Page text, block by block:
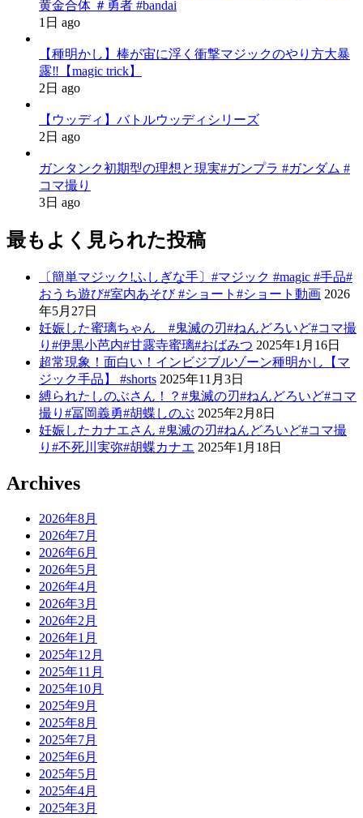
黄金合体 ＃勇者 #bandai
1日 ago
【種明かし】棒が宙に浮く衝撃マジックのやり方大暴
露‼️【magic trick】
2日 ago
【ウッディ】バトルウッディシリーズ
2日 ago
ガンタンク初期型の理想と現実#ガンプラ #ガンダム #
コマ撮り
3日 ago
最もよく見られた投稿
〔簡単マジック!ふしぎな手〕#マジック #magic #手品#
おうち遊び#室内あそび #ショート#ショート動画 2026
年5月27日
妊娠した蜜璃ちゃん #鬼滅の刃#ねんどろいど#コマ撮
り#伊黒小芭内#甘露寺蜜璃#おばみつ 2025年1月16日
超常現象！面白い！インビジブルゾーン種明かし【マ
ジック手品】 #shorts 2025年11月3日
縛られたしのぶさん！？#鬼滅の刃#ねんどろいど#コマ
撮り#冨岡義勇#胡蝶しのぶ 2025年2月8日
妊娠したカナエさん #鬼滅の刃#ねんどろいど#コマ撮
り#不死川実弥#胡蝶カナエ 2025年1月18日
Archives
2026年8月
2026年7月
2026年6月
2026年5月
2026年4月
2026年3月
2026年2月
2026年1月
2025年12月
2025年11月
2025年10月
2025年9月
2025年8月
2025年7月
2025年6月
2025年5月
2025年4月
2025年3月